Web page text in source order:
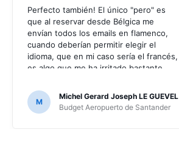
Perfecto también! El único "pero" es
que al reservar desde Bélgica me
envían todos los emails en flamenco,
cuando deberían permitir elegir el
idioma, que en mi caso sería el francés,
es algo que me ha irritado bastante
mensajes que me enviaban; por suerte
no ha hecho falta, al no haber ningún
problema, pero en caso contrario...
M
Michel Gerard Joseph LE GUEVEL
Budget Aeropuerto de Santander